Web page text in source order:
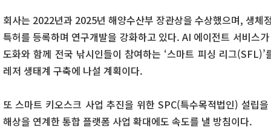
회사는 2022년과 2025년 해양수산부 장관상을 수상했으며, 생체
특허를 등록하며 연구개발을 강화하고 있다. AI 에이전트 서비스
도화와 함께 전국 낚시인들이 참여하는 ‘스마트 피싱 리그(SFL)’
레저 생태계 구축에 나설 계획이다.
또 스마트 키오스크 사업 추진을 위한 SPC(특수목적법인) 설립
해상을 연계한 통합 플랫폼 사업 확대에도 속도를 낼 방침이다.